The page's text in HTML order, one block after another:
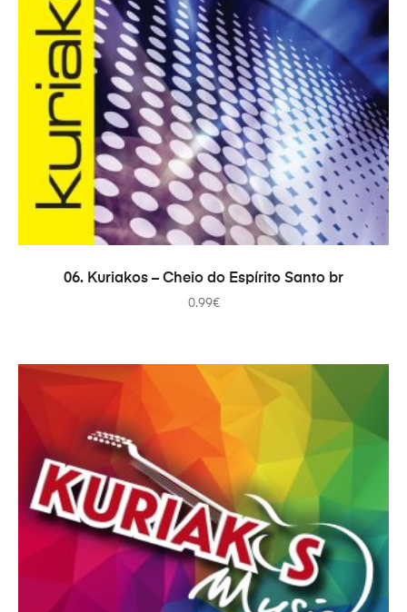
ADICIONAR
06. Kuriakos – Cheio do Espírito Santo br
0.99€